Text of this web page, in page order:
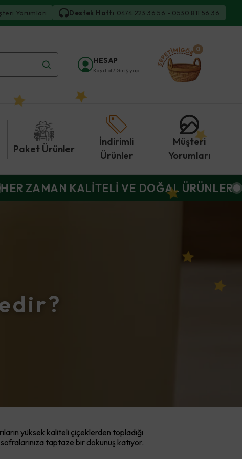
Destek Hattı 0474 223 36 56 - 0530 811 56 36
Yorumları
HESAP
Kayıt ol / Giriş yap
0
Paket Ürünler
İndirimli
Ürünler
Müşteri
Yorumları
HER ZAMAN KALİTELİ VE DOĞAL ÜRÜNLER
yüksek kaliteli çiçeklerden topladığı
taptaze bir dokunuş katıyor.